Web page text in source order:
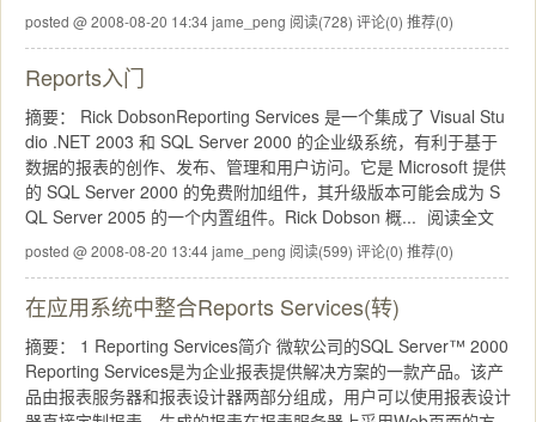
posted @ 2008-08-20 14:34 jame_peng 阅读(728) 评论(0) 推荐(0)
Reports入门
摘要： Rick DobsonReporting Services 是一个集成了 Visual Stu
dio .NET 2003 和 SQL Server 2000 的企业级系统，有利于基于
数据的报表的创作、发布、管理和用户访问。它是 Microsoft 提供
的 SQL Server 2000 的免费附加组件，其升级版本可能会成为 S
QL Server 2005 的一个内置组件。Rick Dobson 概... 阅读全文
posted @ 2008-08-20 13:44 jame_peng 阅读(599) 评论(0) 推荐(0)
在应用系统中整合Reports Services(转)
摘要： 1 Reporting Services简介 微软公司的SQL Server™ 2000
Reporting Services是为企业报表提供解决方案的一款产品。该产
品由报表服务器和报表设计器两部分组成，用户可以使用报表设计